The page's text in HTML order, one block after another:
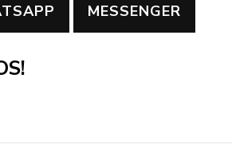
MESSENGER